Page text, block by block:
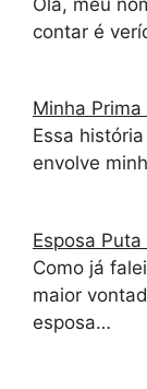
contar é
Minha Prima
Essa
envolve
Esposa
Como já
maior
esposa…